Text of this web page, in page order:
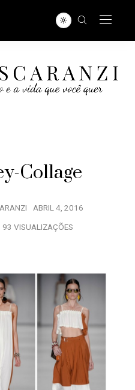
Collage
ABRIL 4, 2016
93 VISUALIZAÇÕES